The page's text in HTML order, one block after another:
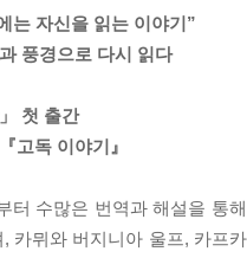
는 자신을 읽는 이야기”
풍경으로 다시 읽다
첫 출간
고독 이야기』
터 수많은 번역과 해설을 통
카뮈와 버지니아 울프, 카프